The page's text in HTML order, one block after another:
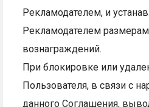
Рекламодателем, и
Рекламодателем
вознаграждений.
При блокировке или
Пользователя, в связи с
данного Соглашения,